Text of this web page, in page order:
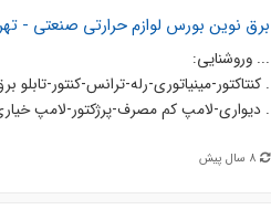
برق نوین بورس لوازم حرارتی صنعتی -
... وروشنايي:
. كنتاكتور-مينياتوري-رله-ترانس-كنتور-تابلو
. ديواري-لامپ كم مصرف-پرژكتور-لامپ
8 سال پیش